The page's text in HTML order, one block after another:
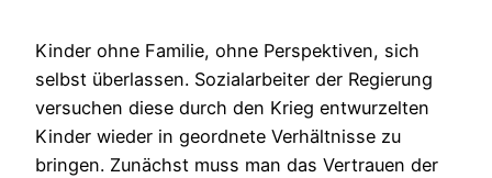
Kinder ohne Familie, ohne Perspektiven, sich
selbst überlassen. Sozialarbeiter der Regierung
versuchen diese durch den Krieg entwurzelten
Kinder wieder in geordnete Verhältnisse zu
bringen. Zunächst muss man das Vertrauen der